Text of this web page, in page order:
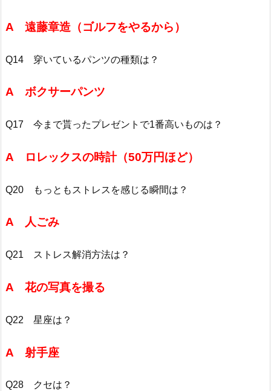
A 遠藤章造（ゴルフをやるから）
Q14 穿いているパンツの種類は？
A ボクサーパンツ
Q17 今まで貰ったプレゼントで1番高いものは？
A ロレックスの時計（50万円ほど）
Q20 もっともストレスを感じる瞬間は？
A 人ごみ
Q21 ストレス解消方法は？
A 花の写真を撮る
Q22 星座は？
A 射手座
Q28 クセは？